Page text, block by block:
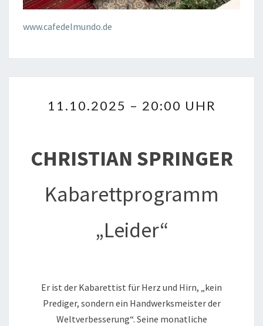
www.cafedelmundo.de
–
11.10.2025 – 20:00 UHR
CHRISTIAN SPRINGER
Kabarettprogramm
„Leider“
Er ist der Kabarettist für Herz und Hirn, „kein
Prediger, sondern ein Handwerksmeister der
Weltverbesserung“. Seine monatliche